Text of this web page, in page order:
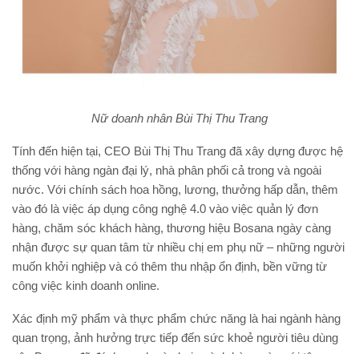
Nữ doanh nhân Bùi Thị Thu Trang
Tính đến hiện tại, CEO Bùi Thị Thu Trang đã xây dựng được hệ
thống với hàng ngàn đại lý, nhà phân phối cả trong và ngoài
nước. Với chính sách hoa hồng, lương, thưởng hấp dẫn, thêm
vào đó là việc áp dụng công nghệ 4.0 vào việc quản lý đơn
hàng, chăm sóc khách hàng, thương hiệu Bosana ngày càng
nhận được sự quan tâm từ nhiều chị em phụ nữ – những người
muốn khởi nghiệp và có thêm thu nhập ổn định, bền vững từ
công việc kinh doanh online.
Xác định mỹ phẩm và thực phẩm chức năng là hai ngành hàng
quan trọng, ảnh hưởng trực tiếp đến sức khoẻ người tiêu dùng